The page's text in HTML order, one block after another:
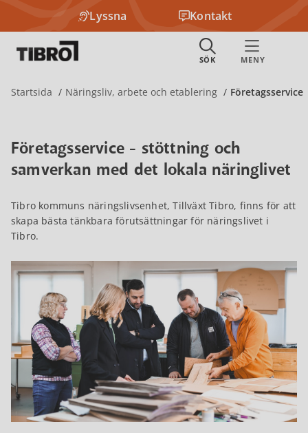
Lyssna Kontakt
Startsida Näringsliv, arbete och etablering Företagsservice
Företagsservice - stöttning och
samverkan med det lokala näringlivet
Tibro kommuns näringslivsenhet, Tillväxt Tibro, finns för att
skapa bästa tänkbara förutsättningar för näringslivet i
Tibro.